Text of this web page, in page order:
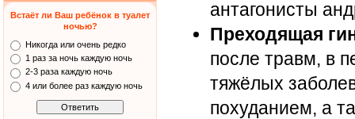
Встаёт ли Ваш ребёнок в туалет
ночью?
Никогда или очень редко
1 раз за ночь каждую ночь
2-3 раза каждую ночь
4 или более раз каждую ночь
антагонисты
Преходящая
после травм, в
тяжёлых
похуданием, а